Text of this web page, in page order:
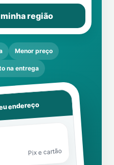
região
Menor preço
na entrega
endereço
Pix e cartão